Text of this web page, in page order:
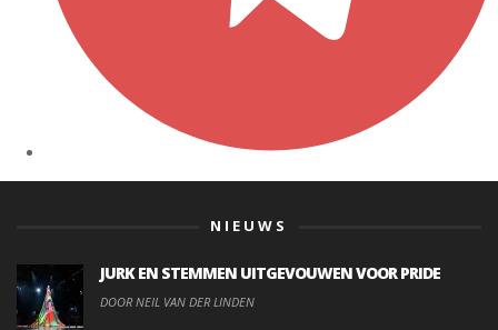
NIEUWS
JURK EN STEMMEN UITGEVOUWEN VOOR PRIDE
DOOR NEIL VAN DER LINDEN